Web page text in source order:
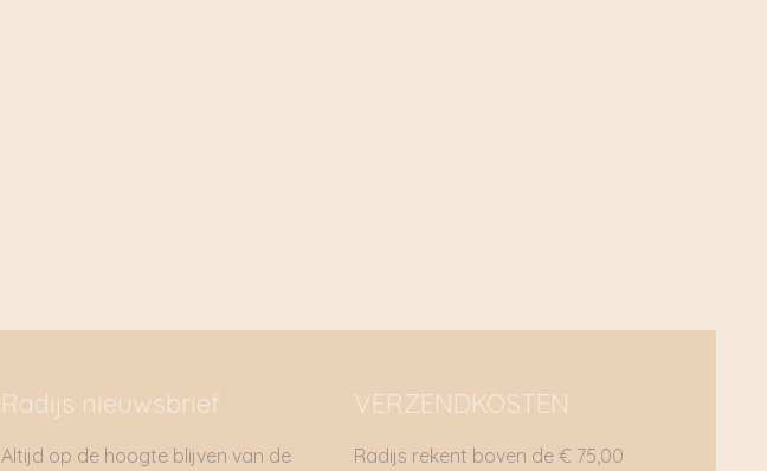
Radijs nieuwsbrief
Altijd op de hoogte blijven van de
VERZENDKOSTEN
Radijs rekent boven de € 75,00